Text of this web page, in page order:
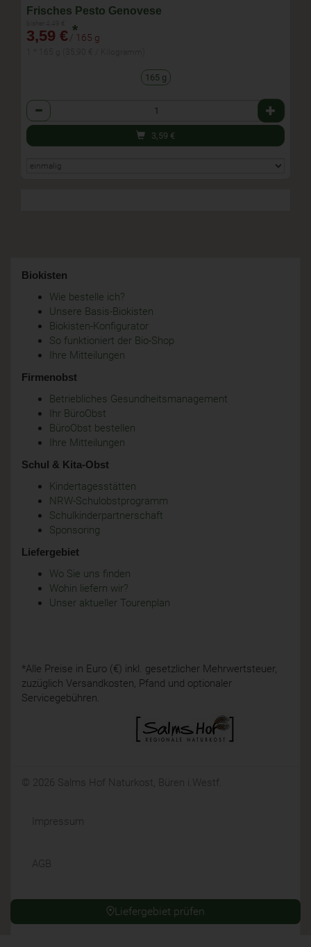
Frisches Pesto Genovese
3,59 € *
/ 165 g
165 g
Anzahl
3,59 €
Liefergebiet prüfen
Biokisten
Wie bestelle ich?
Unsere Basis-Biokisten
Biokisten-Konfigurator
So funktioniert der Bio-Shop
Ihre Mitteilungen
Firmenobst
Betriebliches Gesundheitsmanagement
Ihr BüroObst
BüroObst bestellen
Ihre Mitteilungen
Schul & Kita-Obst
Kindertagesstätten
NRW-Schulobstprogramm
Schulkinderpartnerschaft
Sponsoring
Liefergebiet
Wo Sie uns finden
Wohin liefern wir?
Unser aktueller Tourenplan
*Alle Preise in Euro (€) inkl. gesetzlicher Mehrwertsteuer,
zuzüglich Versandkosten, Pfand und optionaler
Servicegebühren.
© 2026 Salms Hof Naturkost, Büren i.Westf.
Impressum
AGB